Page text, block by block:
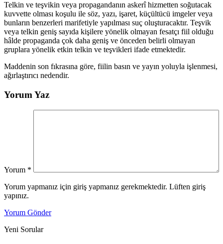
Telkin ve teşvikin veya propagandanın askerî hizmetten soğutacak
kuvvette olması koşulu ile söz, yazı, işaret, küçültücü imgeler veya
bunların benzerleri marifetiyle yapılması suç oluşturacaktır. Teşvik
veya telkin geniş sayıda kişilere yönelik olmayan fesatçı fiil olduğu
hâlde propaganda çok daha geniş ve önceden belirli olmayan
gruplara yönelik etkin telkin ve teşvikleri ifade etmektedir.
Maddenin son fıkrasına göre, fiilin basın ve yayın yoluyla işlenmesi,
ağırlaştırıcı nedendir.
Yorum Yaz
Yorum *
Yorum yapmanız için giriş yapmanız gerekmektedir. Lüften giriş
yapınız.
Yorum Gönder
Yeni Sorular